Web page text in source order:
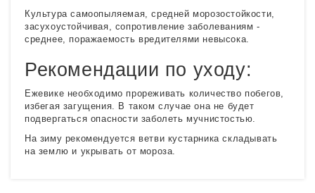
Культура самоопыляемая, средней морозостойкости,
засухоустойчивая, сопротивление заболеваниям -
среднее, поражаемость вредителями невысока.
Рекомендации по уходу:
Ежевике необходимо прореживать количество побегов,
избегая загущения. В таком случае она не будет
подвергаться опасности заболеть мучнистостью.
На зиму рекомендуется ветви кустарника складывать
на землю и укрывать от мороза.